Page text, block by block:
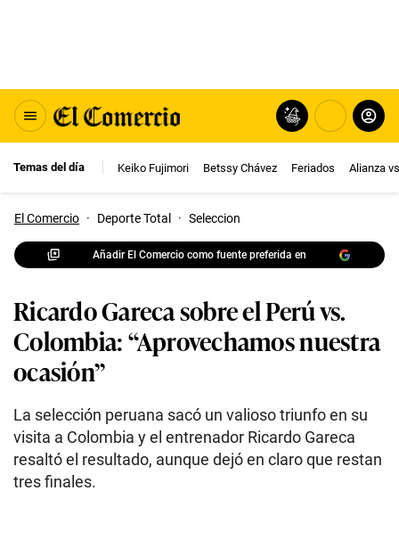
Temas del día Keiko Fujimori Betssy Chávez Feriados Alianza
El Comercio · Deporte Total · Seleccion
Añadir El Comercio como fuente preferida en
Ricardo Gareca sobre el Perú vs.
Colombia: “Aprovechamos nuestra
ocasión”
La selección peruana sacó un valioso triunfo en su
visita a Colombia y el entrenador Ricardo Gareca
resaltó el resultado, aunque dejó en claro que restan
tres finales.